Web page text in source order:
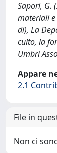
Sapori, G.
materiali e
di), La
culto, la
Umbri
Appare
2.1
File in
Non ci